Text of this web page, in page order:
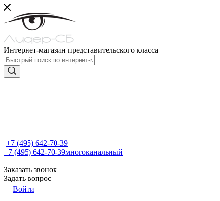
Интернет-магазин представительского класса
+7 (495) 642-70-39
+7 (495) 642-70-39многоканальный
Заказать звонок
Задать вопрос
Войти